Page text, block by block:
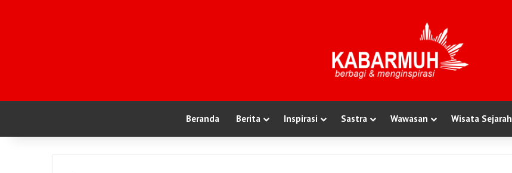
Beranda Berita Inspirasi Sastra Wawasan Wisata Sejarah